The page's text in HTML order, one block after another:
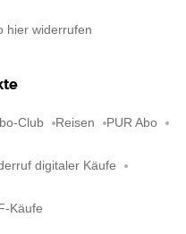
hier widerrufen
Club Reisen PUR Abo
digitaler Käufe
Käufe